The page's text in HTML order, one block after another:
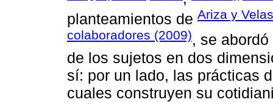
planteamientos de Ariza y
colaboradores (2009), se
de los sujetos en dos
sí: por un lado, las prácticas
cuales construyen su